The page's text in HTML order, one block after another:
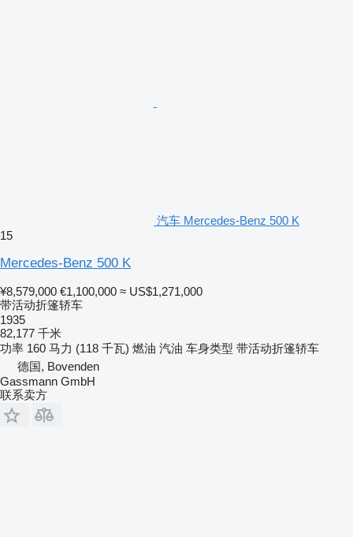
汽车 Mercedes-Benz 500 K
15
Mercedes-Benz 500 K
¥8,579,000 €1,100,000 ≈ US$1,271,000
带活动折篷轿车
1935
82,177 千米
功率 160 马力 (118 千瓦) 燃油 汽油 车身类型 带活动折篷轿车
德国, Bovenden
Gassmann GmbH
联系卖方